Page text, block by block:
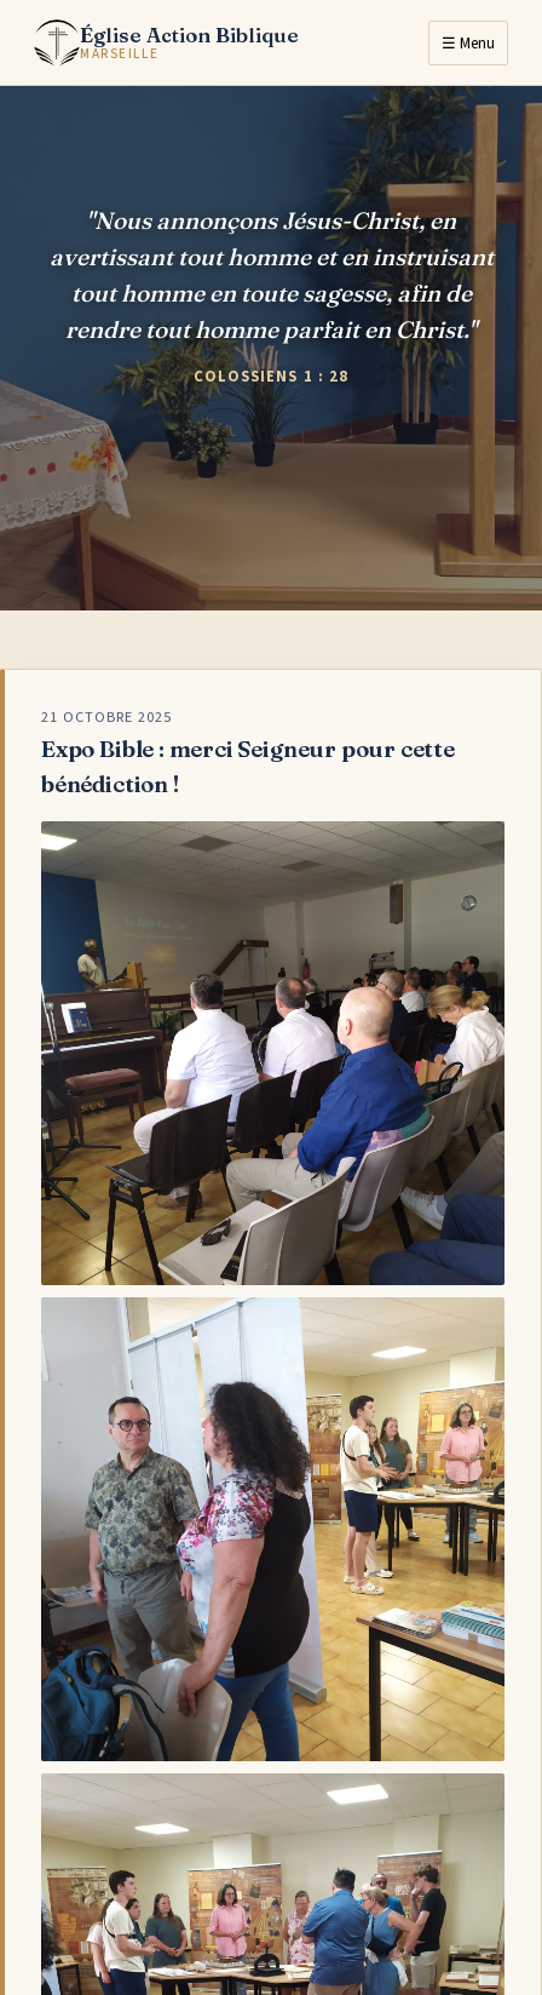
Église Action Biblique
MARSEILLE ☰ Menu
"Nous annonçons Jésus-Christ, en
avertissant tout homme et en instruisant
tout homme en toute sagesse, afin de
rendre tout homme parfait en Christ."
COLOSSIENS 1 : 28
21 OCTOBRE 2025
Expo Bible : merci Seigneur pour cette
bénédiction !